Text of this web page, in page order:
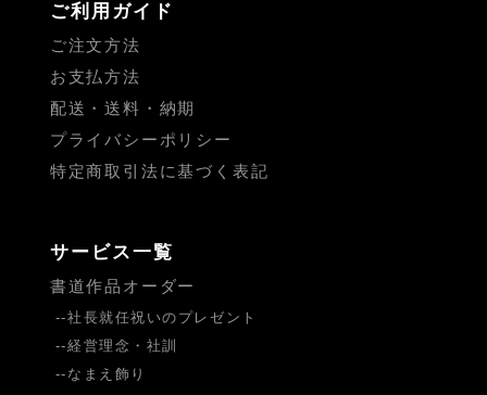
ご利用ガイド
ご注文方法
お支払方法
配送・送料・納期
プライバシーポリシー
特定商取引法に基づく表記
サービス一覧
書道作品オーダー
社長就任祝いのプレゼント
経営理念・社訓
なまえ飾り